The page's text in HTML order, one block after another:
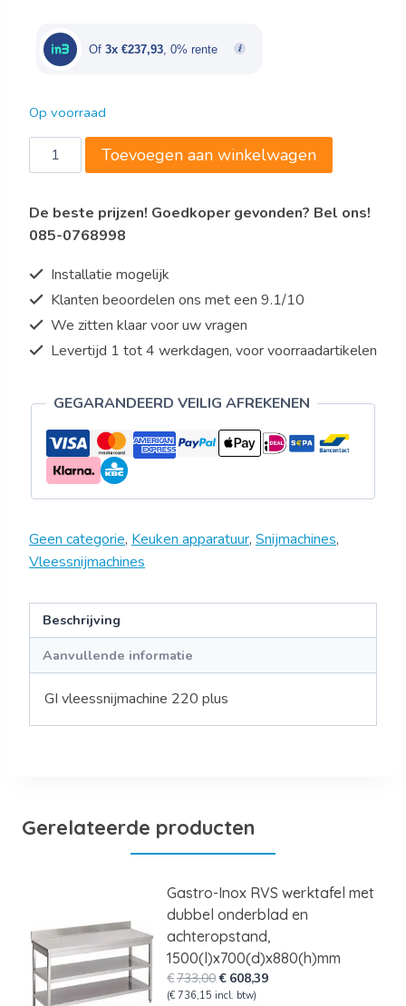
€860,00. €713,80.
Of 3x €237,93 , 0% rente
Op voorraad
Gastro-
Inox
220
plus
Toevoegen aan winkelwagen
De beste prijzen! Goedkoper gevonden? Bel ons!
085-0768998
Installatie mogelijk
Klanten beoordelen ons met een 9.1/10
We zitten klaar voor uw vragen
Levertijd 1 tot 4 werkdagen, voor voorraadartikelen
GEGARANDEERD VEILIG AFREKENEN
Geen categorie, Keuken apparatuur, Snijmachines,
Vleessnijmachines
Beschrijving
Aanvullende informatie
GI vleessnijmachine 220 plus
Gerelateerde producten
Gastro-Inox RVS werktafel met
dubbel onderblad en
achteropstand,
1500(l)x700(d)x880(h)mm
€733,00Oorspronkelijke
prijs
€ 608,39Huidige
(€ 736,15 incl. btw)